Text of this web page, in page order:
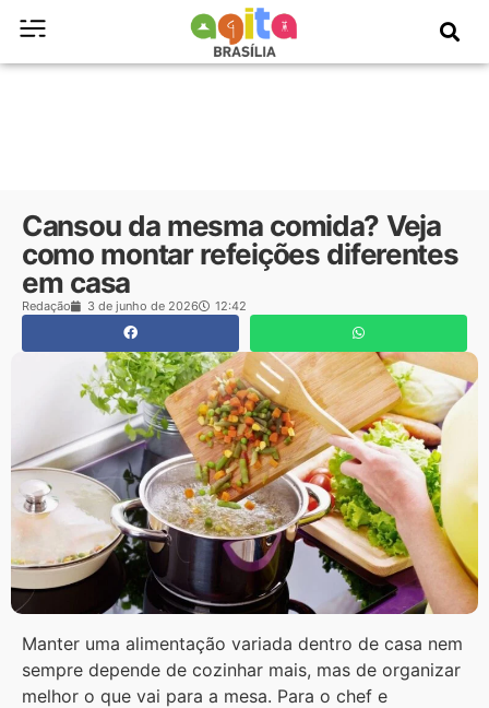
Cansou da mesma comida? Veja
como montar refeições diferentes
em casa
Redação 3 de junho de 2026 12:42
Manter uma alimentação variada dentro de casa nem
sempre depende de cozinhar mais, mas de organizar
melhor o que vai para a mesa. Para o chef e